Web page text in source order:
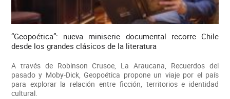
“Geopoética”: nueva miniserie documental recorre Chile
desde los grandes clásicos de la literatura
A través de Robinson Crusoe, La Araucana, Recuerdos del
pasado y Moby-Dick, Geopoética propone un viaje por el país
para explorar la relación entre ficción, territorios e identidad
cultural.